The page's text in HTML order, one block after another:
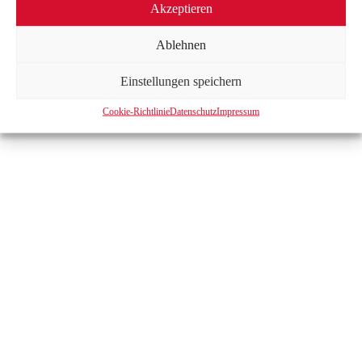
Akzeptieren
Ablehnen
Einstellungen speichern
Cookie-RichtlinieDatenschutzImpressum